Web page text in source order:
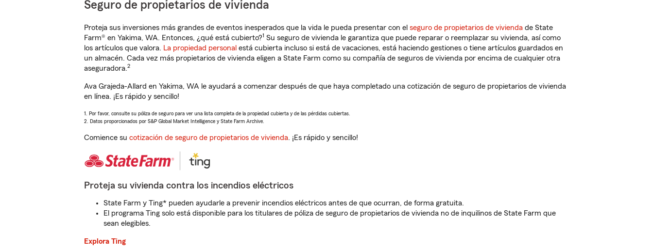
Seguro de propietarios de vivienda
Proteja sus inversiones más grandes de eventos inesperados que la vida le pueda presentar con el seguro de propietarios de vivienda de State
Farm® en Yakima, WA. Entonces, ¿qué está cubierto?1 Su seguro de vivienda le garantiza que puede reparar o reemplazar su vivienda, así como
los artículos que valora. La propiedad personal está cubierta incluso si está de vacaciones, está haciendo gestiones o tiene artículos guardados en
un almacén. Cada vez más propietarios de vivienda eligen a State Farm como su compañía de seguros de vivienda por encima de cualquier otra
aseguradora.2
Ava Grajeda-Allard en Yakima, WA le ayudará a comenzar después de que haya completado una cotización de seguro de propietarios de vivienda
en línea. ¡Es rápido y sencillo!
1. Por favor, consulte su póliza de seguro para ver una lista completa de la propiedad cubierta y de las pérdidas cubiertas.
2. Datos proporcionados por S&P Global Market Intelligence y State Farm Archive.
Comience su cotización de seguro de propietarios de vivienda. ¡Es rápido y sencillo!
Proteja su vivienda contra los incendios eléctricos
State Farm y Ting* pueden ayudarle a prevenir incendios eléctricos antes de que ocurran, de forma gratuita.
El programa Ting solo está disponible para los titulares de póliza de seguro de propietarios de vivienda no de inquilinos de State Farm que
sean elegibles.
Explora Ting